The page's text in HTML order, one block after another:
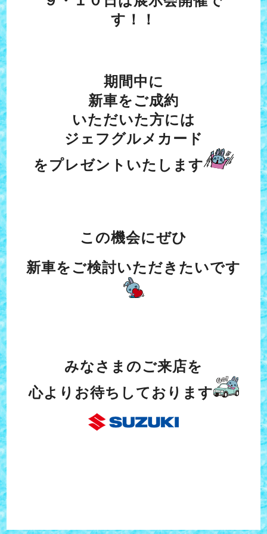
す！！
期間中に
新車をご成約
いただいた方には
ジェフグルメカード
をプレゼントいたします
この機会にぜひ
新車をご検討いただきたいです
みなさまのご来店を
心よりお待ちしております